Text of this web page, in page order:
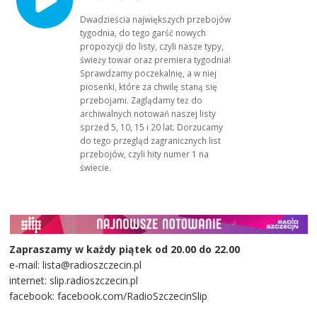
Dwadzieścia największych przebojów
tygodnia, do tego garść nowych
propozycji do listy, czyli nasze typy,
świeży towar oraz premiera tygodnia!
Sprawdzamy poczekalnię, a w niej
piosenki, które za chwilę staną się
przebojami. Zaglądamy też do
archiwalnych notowań naszej listy
sprzed 5, 10, 15 i 20 lat. Dorzucamy
do tego przegląd zagranicznych list
przebojów, czyli hity numer 1 na
świecie.
Zapraszamy w każdy piątek od 20.00 do 22.00
e-mail: lista@radioszczecin.pl
internet: slip.radioszczecin.pl
facebook: facebook.com/RadioSzczecinSlip